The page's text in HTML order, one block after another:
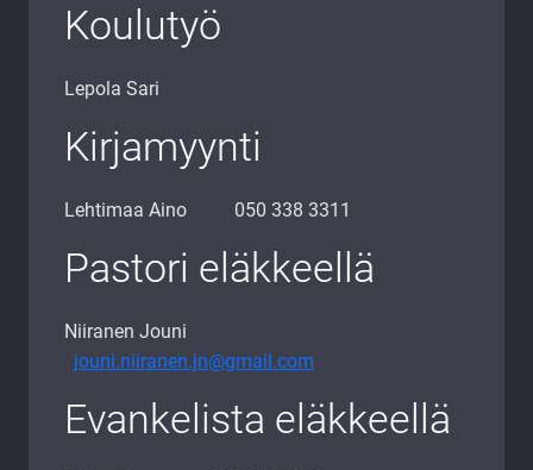
Koulutyö
Lepola Sari
Kirjamyynti
Lehtimaa Aino 050 338 3311
Pastori eläkkeellä
Niiranen Jouni
jouni.niiranen.jn@gmail.com
Evankelista eläkkeellä